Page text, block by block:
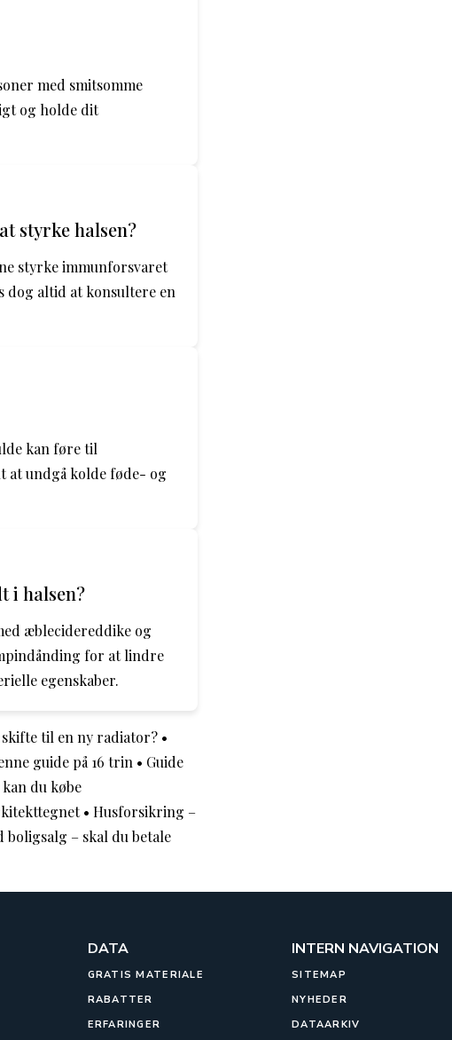
med smitsomme
og holde dit
styrke halsen?
styrke immunforsvaret
dog altid at konsultere en
kan føre til
at undgå kolde føde- og
i halsen?
æblecidereddike og
for at lindre
egenskaber.
til en ny radiator? •
guide på 16 trin • Guide
du købe
• Husforsikring –
boligsalg – skal du betale
DATA
GRATIS MATERIALE
RABATTER
ERFARINGER
INTERN NAVIGATION
SITEMAP
NYHEDER
DATAARKIV